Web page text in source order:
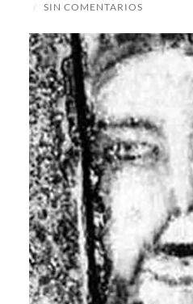
/ SIN COMENTARIOS